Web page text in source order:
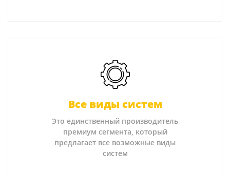
Все виды систем
Это единственный производитель
премиум сегмента, который
предлагает все возможные виды
систем